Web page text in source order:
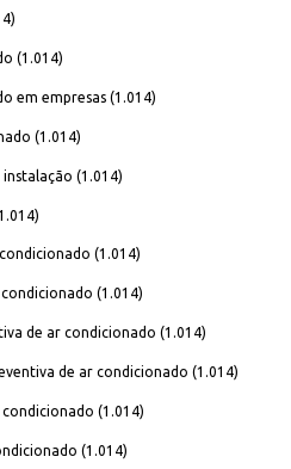
(1.014)
em empresas (1.014)
(1.014)
(1.014)
(1.014)
(1.014)
de ar condicionado (1.014)
de ar condicionado (1.014)
condicionado (1.014)
(1.014)